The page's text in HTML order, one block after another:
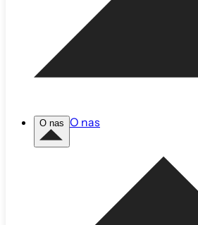
O nas O nas